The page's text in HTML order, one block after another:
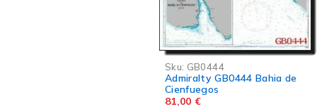
Sku: GB0444
Admiralty GB0444 Bahia de
Cienfuegos
81,00 €